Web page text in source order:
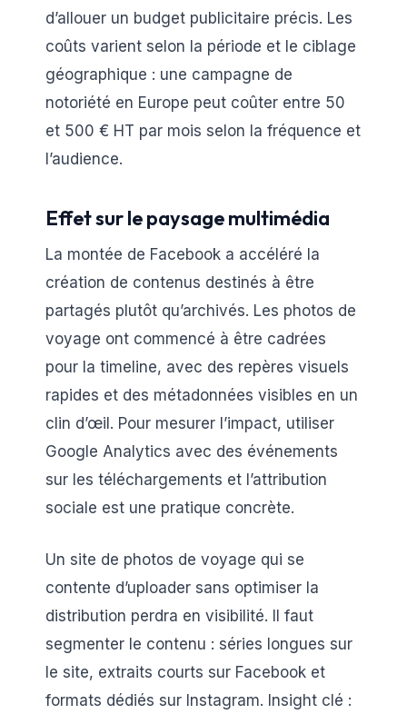
d’allouer un budget publicitaire précis. Les
coûts varient selon la période et le ciblage
géographique : une campagne de
notoriété en Europe peut coûter entre 50
et 500 € HT par mois selon la fréquence et
l’audience.
Effet sur le paysage multimédia
La montée de Facebook a accéléré la
création de contenus destinés à être
partagés plutôt qu’archivés. Les photos de
voyage ont commencé à être cadrées
pour la timeline, avec des repères visuels
rapides et des métadonnées visibles en un
clin d’œil. Pour mesurer l’impact, utiliser
Google Analytics avec des événements
sur les téléchargements et l’attribution
sociale est une pratique concrète.
Un site de photos de voyage qui se
contente d’uploader sans optimiser la
distribution perdra en visibilité. Il faut
segmenter le contenu : séries longues sur
le site, extraits courts sur Facebook et
formats dédiés sur Instagram. Insight clé :